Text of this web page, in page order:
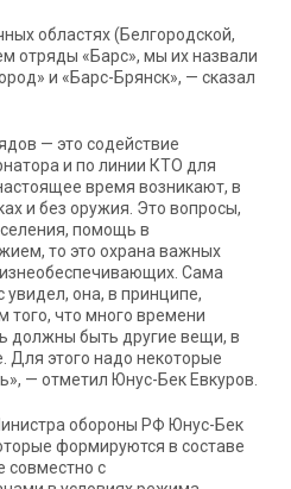
областях (Белгородской,
отряды «Барс», мы их назвали
и «Барс-Брянск», — сказал
— это содействие
и по линии КТО для
время возникают, в
и без оружия. Это вопросы,
помощь в
то это охрана важных
Сама
увидел, она, в принципе,
того, что много времени
должны быть другие вещи, в
Для этого надо некоторые
— отметил Юнус-Бек Евкуров.
обороны РФ Юнус-Бек
формируются в составе
совместно с